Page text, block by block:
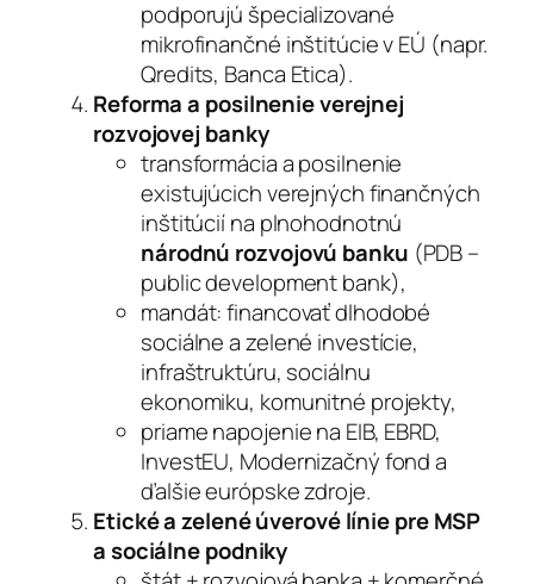
podporujú špecializované
mikrofinančné inštitúcie v EÚ (napr.
Qredits, Banca Etica).
Reforma a posilnenie verejnej
rozvojovej banky
transformácia a posilnenie
existujúcich verejných finančných
inštitúcií na plnohodnotnú
národnú rozvojovú banku (PDB –
public development bank),
mandát: financovať dlhodobé
sociálne a zelené investície,
infraštruktúru, sociálnu
ekonomiku, komunitné projekty,
priame napojenie na EIB, EBRD,
InvestEU, Modernizačný fond a
ďalšie európske zdroje.
Etické a zelené úverové línie pre MSP
a sociálne podniky